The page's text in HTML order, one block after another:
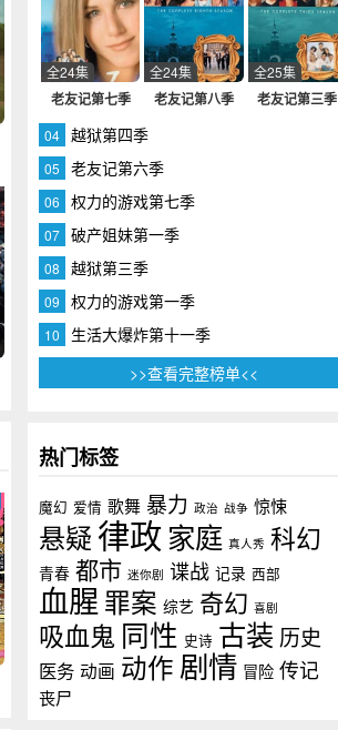
老友记第七季
全24集
老友记第八季
全24集
老友记第三季
全25集
04 越狱第四季
05 老友记第六季
06 权力的游戏第七季
07 破产姐妹第一季
08 越狱第三季
09 权力的游戏第一季
10
生活大爆炸第十一季
>>查看完整榜单<<
热门标签
魔幻 爱情 歌舞 暴力 政治 战争 惊悚
悬疑 律政家庭 真人秀 科幻
青春 都市 迷你剧 谍战 记录 西部
血腥 罪案 综艺 奇幻 喜剧
吸血鬼 同性 史诗 古装 历史
医务 动画 动作 剧情 冒险 传记
丧尸